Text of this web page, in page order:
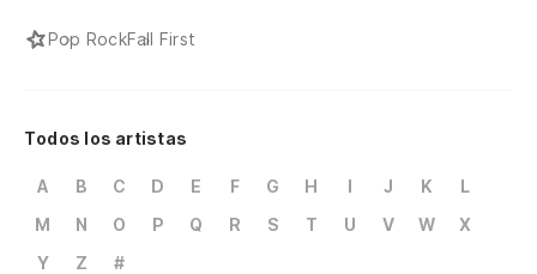
Pop RockFall First
Todos los artistas
A B C D E F G H I J K
L
M
N O P Q R S T U V W
X
Y
Z #